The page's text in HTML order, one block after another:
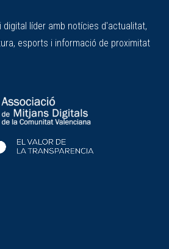
digital líder amb notícies d'actualitat,
esports i informació de proximitat